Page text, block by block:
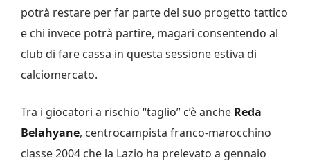
potrà restare per far parte del suo progetto tattico
e chi invece potrà partire, magari consentendo al
club di fare cassa in questa sessione estiva di
calciomercato.
Tra i giocatori a rischio “taglio” c’è anche Reda
Belahyane, centrocampista franco-marocchino
classe 2004 che la Lazio ha prelevato a gennaio